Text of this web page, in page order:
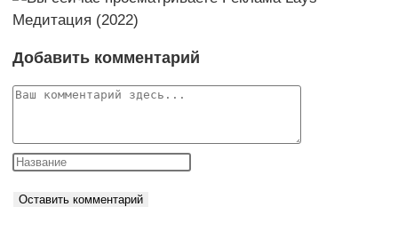
Добавить комментарий
Комментарий